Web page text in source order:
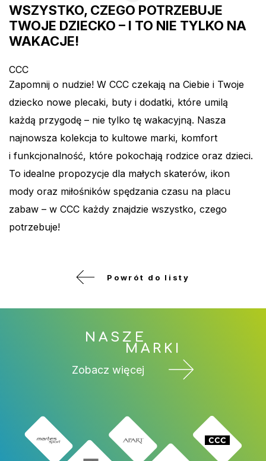
WSZYSTKO, CZEGO POTRZEBUJE
TWOJE DZIECKO – I TO NIE TYLKO NA
WAKACJE!
CCC
Zapomnij o nudzie! W CCC czekają na Ciebie i Twoje
dziecko nowe plecaki, buty i dodatki, które umilą
każdą przygodę – nie tylko tę wakacyjną. Nasza
najnowsza kolekcja to kultowe marki, komfort
i funkcjonalność, które pokochają rodzice oraz dzieci.
To idealne propozycje dla małych skaterów, ikon
mody oraz miłośników spędzania czasu na placu
zabaw – w CCC każdy znajdzie wszystko, czego
potrzebuje!
Powrót do listy
NASZE
MARKI
Zobacz więcej